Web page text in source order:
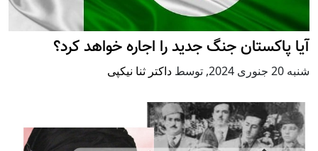
آیا پاکستان جنگ جدید را اجاره خواهد کرد؟
شنبه 20 جنوری 2024 , توسط داکتر ثنا نیکپی